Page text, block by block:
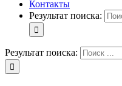
Контакты
Результат поиска:
Результат поиска: